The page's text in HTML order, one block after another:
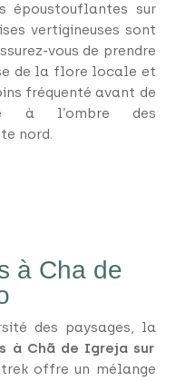
époustouflantes sur
vertigineuses sont
vous de prendre
de la flore locale et
fréquenté avant de
à l’ombre des
nord.
à Cha de
des paysages, la
à Chã de Igreja sur
offre un mélange